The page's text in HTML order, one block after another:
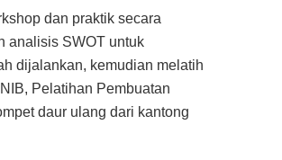
dan praktik secara
analisis SWOT untuk
dijalankan, kemudian melatih
Pelatihan Pembuatan
daur ulang dari kantong